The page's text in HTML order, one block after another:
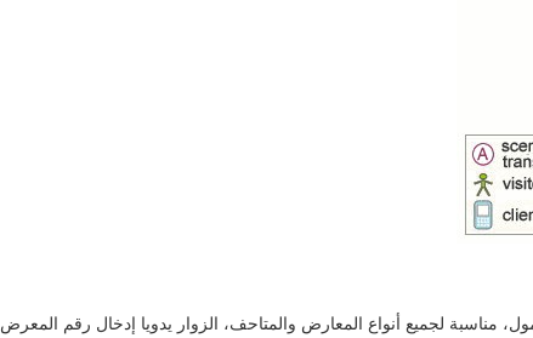
مناسبة لجميع أنواع المعارض والمتاحف، الزوار يدويا إدخال رقم